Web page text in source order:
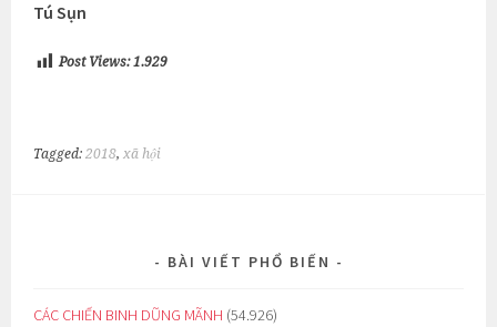
Tú Sụn
Post Views: 1.929
Tagged:2018,xã hội
BÀI VIẾT PHỔ BIẾN
CÁC CHIẾN BINH DŨNG MÃNH (54.926)